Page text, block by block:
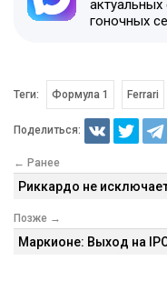
гоночных
Теги: Формула 1 Ferrari
Поделиться:
← Ранее
Риккардо не исключает
Позже →
Маркионе: Выход на